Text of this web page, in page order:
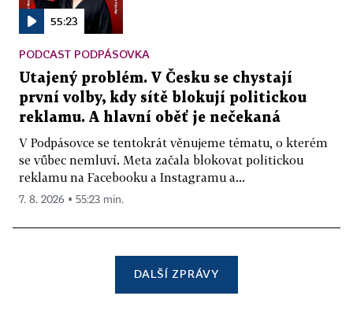
55:23
PODCAST PODPÁSOVKA
Utajený problém. V Česku se chystají
první volby, kdy sítě blokují politickou
reklamu. A hlavní oběť je nečekaná
V Podpásovce se tentokrát věnujeme tématu, o kterém
se vůbec nemluví. Meta začala blokovat politickou
reklamu na Facebooku a Instagramu a...
7. 8. 2026 ▪ 55:23 min.
DALŠÍ ZPRÁVY